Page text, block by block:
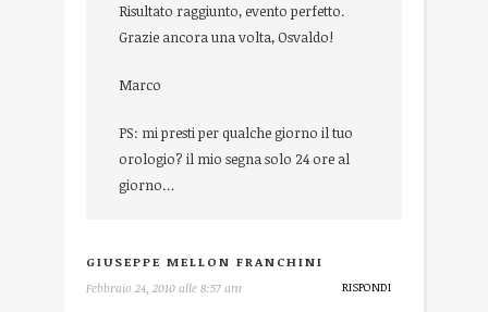
Risultato raggiunto, evento perfetto.
Grazie ancora una volta, Osvaldo!
Marco
PS: mi presti per qualche giorno il tuo
orologio? il mio segna solo 24 ore al
giorno…
GIUSEPPE MELLON FRANCHINI
Febbraio 24, 2010 alle 8:57 am RISPONDI